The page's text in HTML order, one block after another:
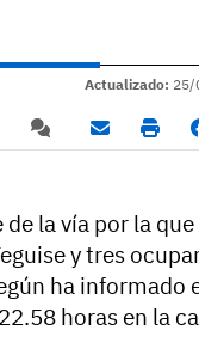
Actualizado: 25/
la vía por la
y tres
ha informado
horas en la